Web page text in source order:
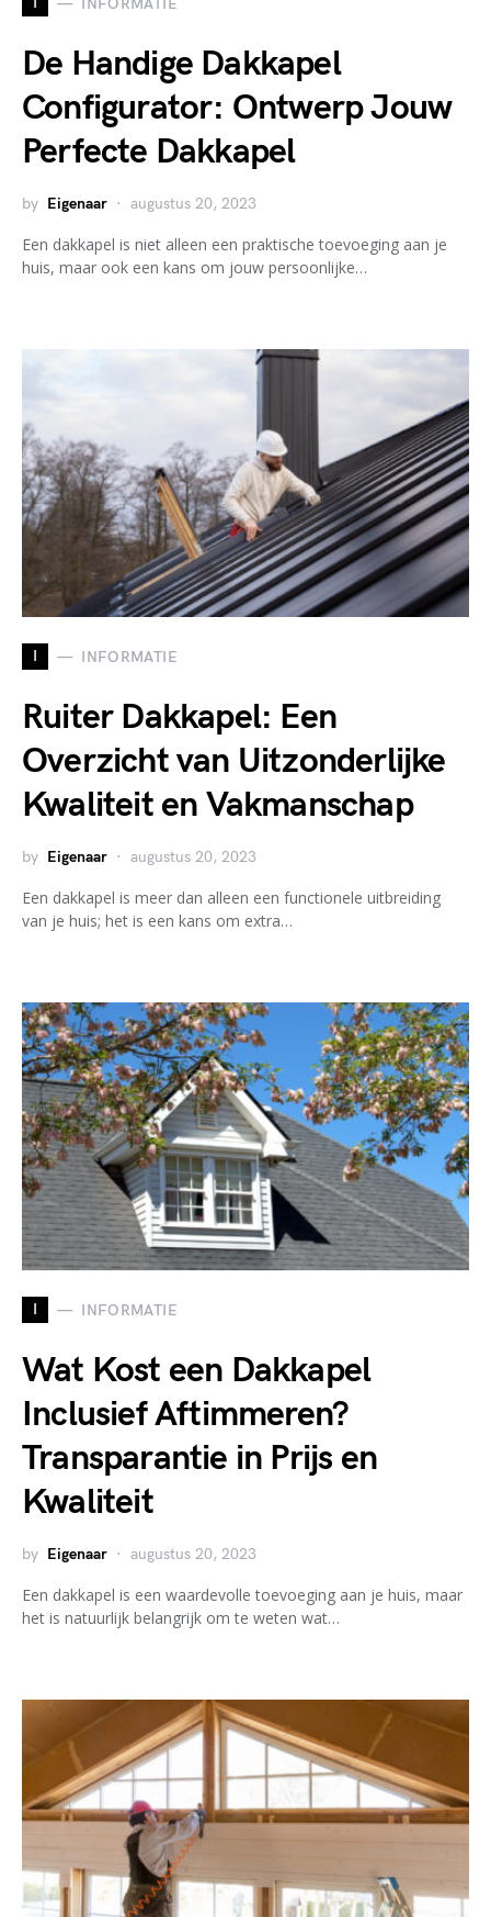
De Handige Dakkapel
Configurator: Ontwerp Jouw
Perfecte Dakkapel
by Eigenaar augustus 20, 2023
Een dakkapel is niet alleen een praktische toevoeging aan je
huis, maar ook een kans om jouw persoonlijke…
I INFORMATIE
Ruiter Dakkapel: Een
Overzicht van Uitzonderlijke
Kwaliteit en Vakmanschap
by Eigenaar augustus 20, 2023
Een dakkapel is meer dan alleen een functionele uitbreiding
van je huis; het is een kans om extra…
I INFORMATIE
Wat Kost een Dakkapel
Inclusief Aftimmeren?
Transparantie in Prijs en
Kwaliteit
by Eigenaar augustus 20, 2023
Een dakkapel is een waardevolle toevoeging aan je huis, maar
het is natuurlijk belangrijk om te weten wat…